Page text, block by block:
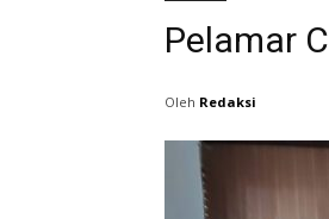
Pelamar
Oleh Redaksi